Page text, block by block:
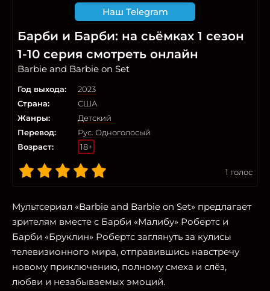
Наш Telegram
Барби и Барби: на сьёмках 1 сезон
1-10 серия смотреть онлайн
Barbie and Barbie on Set
Год выхода:
2023
Страна:
США
Жанры:
Детский
Перевод:
Рус. Одноголосый
Возраст:
18+
1 голос
Мультсериал «Barbie and Barbie on Set» предлагает
зрителям вместе с Барби «Малибу» Робертс и
Барби «Бруклин» Робертс заглянуть за кулисы
телевизионного мира, отправившись навстречу
новому приключению, полному смеха и слёз,
любви и незабываемых эмоций.